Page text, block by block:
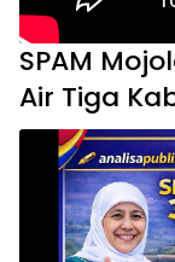
SPAM
Air Tiga